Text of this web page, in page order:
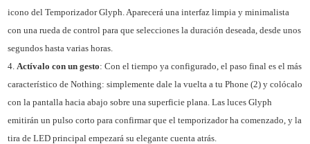
icono del Temporizador Glyph. Aparecerá una interfaz limpia y minimalista
con una rueda de control para que selecciones la duración deseada, desde unos
segundos hasta varias horas.
Actívalo con un gesto: Con el tiempo ya configurado, el paso final es el más
característico de Nothing: simplemente dale la vuelta a tu Phone (2) y colócalo
con la pantalla hacia abajo sobre una superficie plana. Las luces Glyph
emitirán un pulso corto para confirmar que el temporizador ha comenzado, y la
tira de LED principal empezará su elegante cuenta atrás.